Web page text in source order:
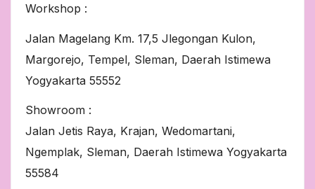
Workshop :
Jalan Magelang Km. 17,5 Jlegongan Kulon,
Margorejo, Tempel, Sleman, Daerah Istimewa
Yogyakarta 55552
Showroom :
Jalan Jetis Raya, Krajan, Wedomartani,
Ngemplak, Sleman, Daerah Istimewa Yogyakarta
55584